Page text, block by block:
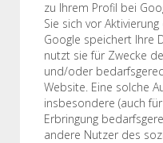
zu Ihrem Profil bei
Sie sich vor
Google speichert Ihre
nutzt sie für Zwecke
und/oder
Website. Eine solche
insbesondere (auch
Erbringung
andere Nutzer des